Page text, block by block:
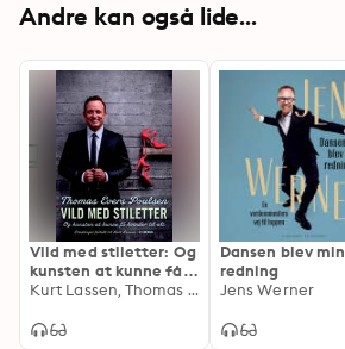
Andre kan også lide...
Vild med stiletter: Og
kunsten at kunne få
kvinder til alt
Kurt Lassen, Thomas Evers Poulsen
Dansen blev min
redning
Jens Werner